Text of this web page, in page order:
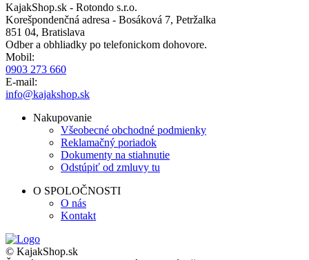
KajakShop.sk - Rotondo s.r.o.
Korešpondenčná adresa - Bosáková 7, Petržalka
851 04, Bratislava
Odber a obhliadky po telefonickom dohovore.
Mobil:
0903 273 660
E-mail:
info@kajakshop.sk
Nakupovanie
Všeobecné obchodné podmienky
Reklamačný poriadok
Dokumenty na stiahnutie
Odstúpiť od zmluvy tu
O SPOLOČNOSTI
O nás
Kontakt
© KajakShop.sk